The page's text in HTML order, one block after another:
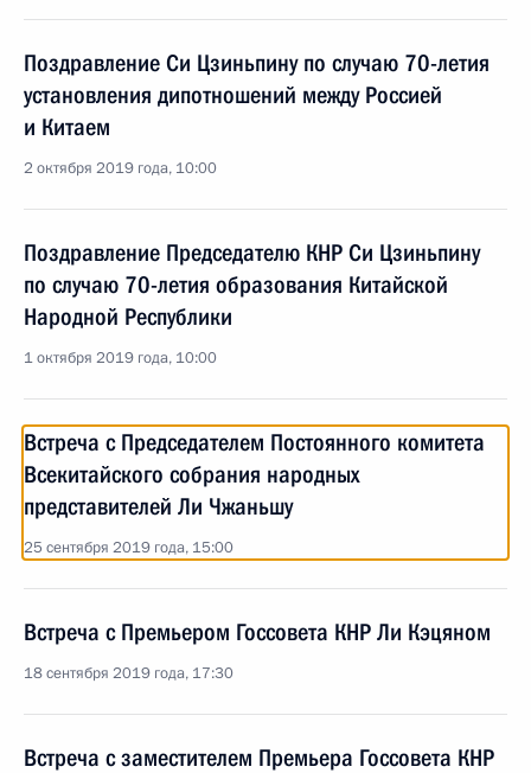
Поздравление Си Цзиньпину по случаю 70-летия
установления дипотношений между Россией
и Китаем
2 октября 2019 года, 10:00
Поздравление Председателю КНР Си Цзиньпину
по случаю 70-летия образования Китайской
Народной Республики
1 октября 2019 года, 10:00
Встреча с Председателем Постоянного комитета
Всекитайского собрания народных
представителей Ли Чжаньшу
25 сентября 2019 года, 15:00
Встреча с Премьером Госсовета КНР Ли Кэцяном
18 сентября 2019 года, 17:30
Встреча с заместителем Премьера Госсовета КНР